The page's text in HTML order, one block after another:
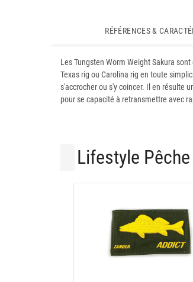
RÉFÉRENCES &
Les Tungsten Worm Weight Sakura
Texas rig ou Carolina rig en toute
s'accrocher ou s'y coincer. Il en résulte
pour se capacité à retransmettre avec
Lifestyle